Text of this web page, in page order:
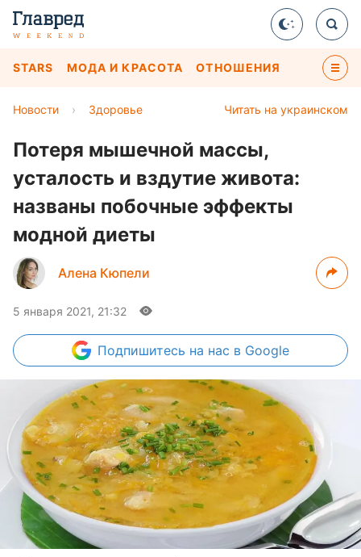
STARS МОДА И КРАСОТА ОТНОШЕНИЯ
Читать на украинском
Новости › Здоровье
Потеря мышечной массы,
усталость и вздутие живота:
названы побочные эффекты
модной диеты
Алена Кюпели
5 января 2021, 21:32
Подпишитесь на нас в Google